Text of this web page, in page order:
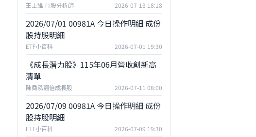
王士維 台股分析師 2026-07-13 18:18
2026/07/01 00981A 今日操作明細 成份
股持股明細
ETF小百科 2026-07-01 19:30
《成長潛力股》115年06月營收創新高
清單
陳喬泓翻倍成長股 2026-07-11 08:00
2026/07/09 00981A 今日操作明細 成份
股持股明細
ETF小百科 2026-07-09 19:30